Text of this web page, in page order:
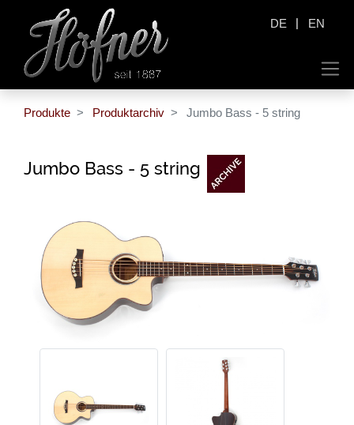
DE | EN
Produkte Produktarchiv Jumbo Bass - 5 string
Jumbo Bass - 5 string